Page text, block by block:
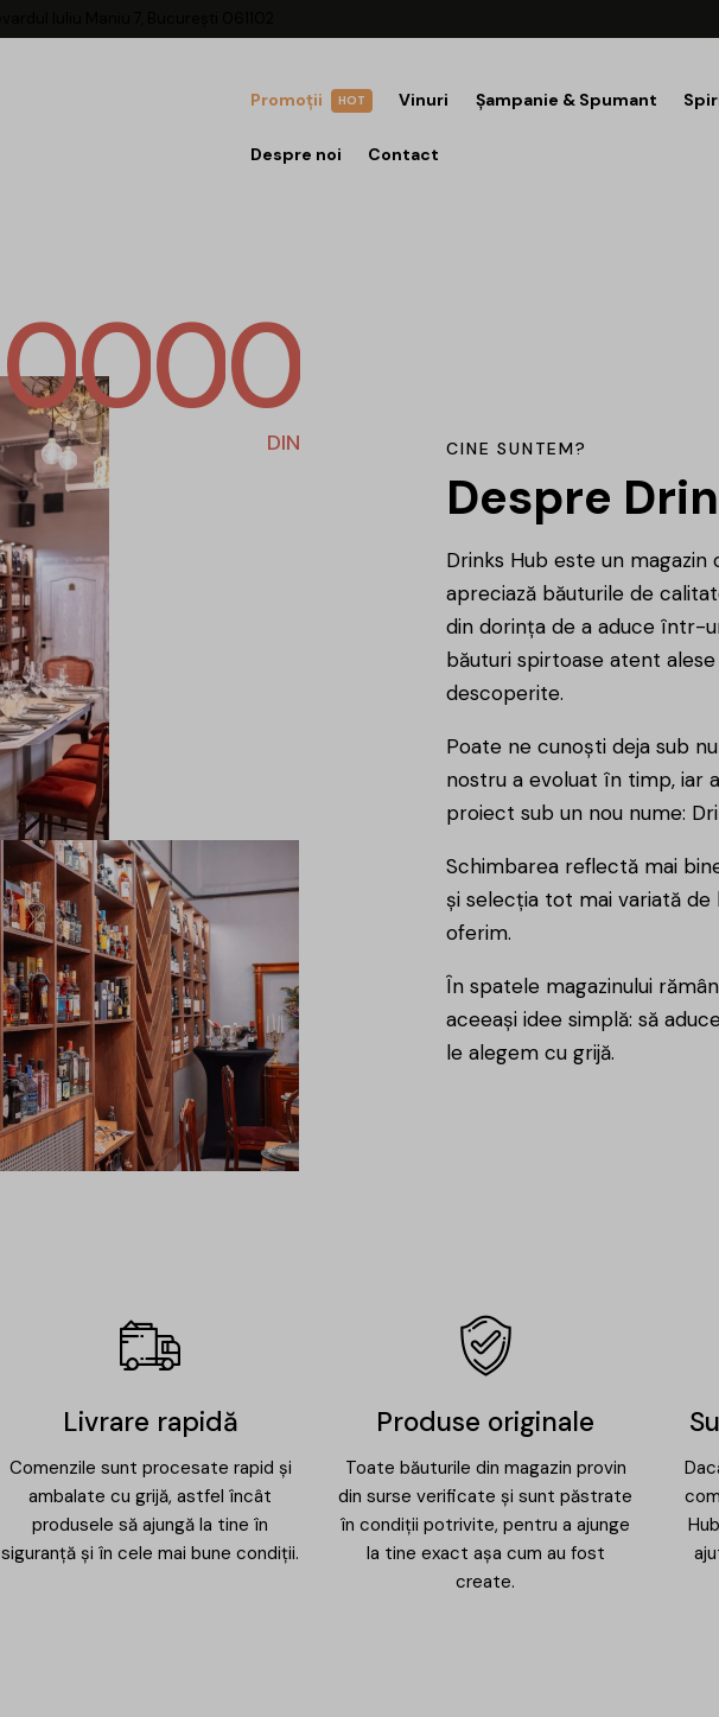
HOT
Promoții Vinuri Șampanie & Spumant
Despre noi Contact
0000
DIN CINE SUNTEM?
Despre
Drinks Hub este un
apreciază băuturile de
din dorința de a aduce într-
băuturi spirtoase atent
descoperite.
Poate ne cunoști deja sub
nostru a evoluat în timp, iar
proiect sub un nou nume:
Schimbarea reflectă mai
și selecția tot mai variată
oferim.
În spatele magazinului
aceeași idee simplă: să
le alegem cu grijă.
Livrare rapidă
Comenzile sunt procesate rapid și
ambalate cu grijă, astfel încât
produsele să ajungă la tine în
siguranță și în cele mai bune condiții.
Produse originale
Toate băuturile din magazin provin
din surse verificate și sunt păstrate
în condiții potrivite, pentru a ajunge
la tine exact așa cum au fost
create.